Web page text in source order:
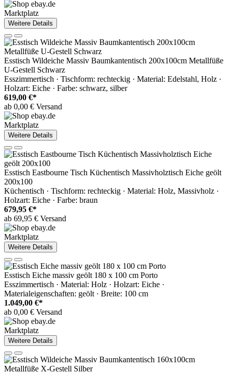
Marktplatz
Weitere Details
Esstisch Wildeiche Massiv Baumkantentisch 200x100cm Metallfüße
U-Gestell Schwarz
Esszimmertisch · Tischform: rechteckig · Material: Edelstahl, Holz ·
Holzart: Eiche · Farbe: schwarz, silber
619,00 €*
ab 0,00 € Versand
Marktplatz
Weitere Details
Esstisch Eastbourne Tisch Küchentisch Massivholztisch Eiche geölt
200x100
Küchentisch · Tischform: rechteckig · Material: Holz, Massivholz ·
Holzart: Eiche · Farbe: braun
679,95 €*
ab 69,95 € Versand
Marktplatz
Weitere Details
Esstisch Eiche massiv geölt 180 x 100 cm Porto
Esszimmertisch · Material: Holz · Holzart: Eiche ·
Materialeigenschaften: geölt · Breite: 100 cm
1.049,00 €*
ab 0,00 € Versand
Marktplatz
Weitere Details